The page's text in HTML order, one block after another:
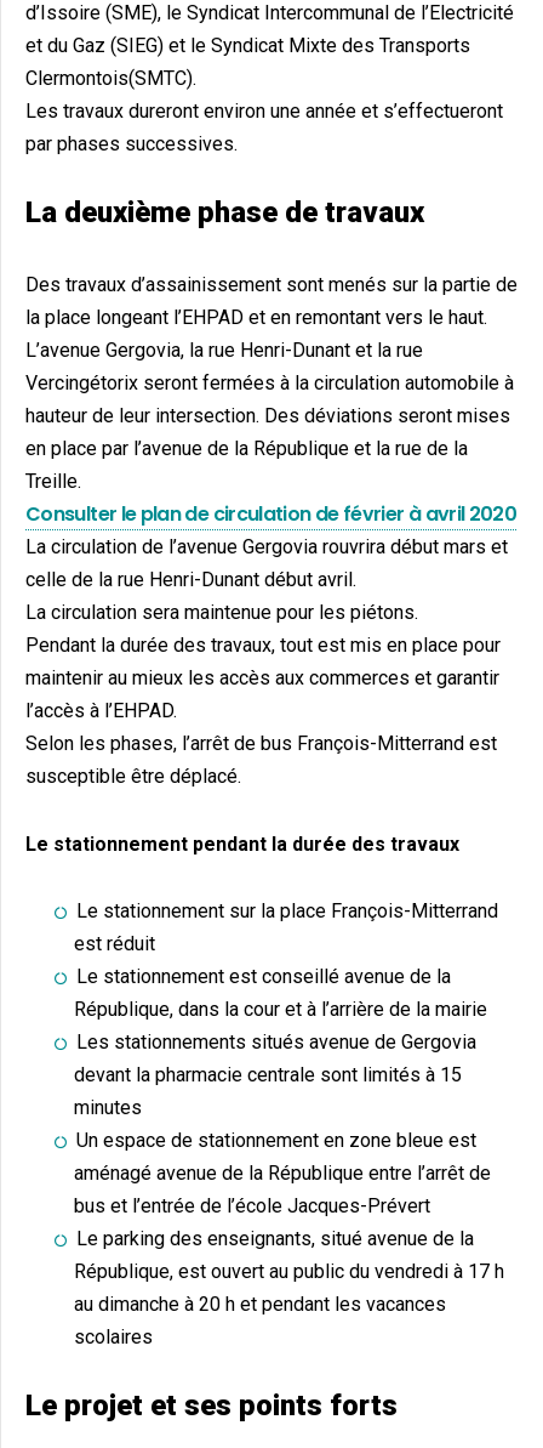
d’Issoire (SME), le Syndicat Intercommunal de l’Electricité
et du Gaz (SIEG) et le Syndicat Mixte des Transports
Clermontois(SMTC).
Les travaux dureront environ une année et s’effectueront
par phases successives.
La deuxième phase de travaux
Des travaux d’assainissement sont menés sur la partie de
la place longeant l’EHPAD et en remontant vers le haut.
L’avenue Gergovia, la rue Henri-Dunant et la rue
Vercingétorix seront fermées à la circulation automobile à
hauteur de leur intersection. Des déviations seront mises
en place par l’avenue de la République et la rue de la
Treille.
Consulter le plan de circulation de février à avril 2020
La circulation de l’avenue Gergovia rouvrira début mars et
celle de la rue Henri-Dunant début avril.
La circulation sera maintenue pour les piétons.
Pendant la durée des travaux, tout est mis en place pour
maintenir au mieux les accès aux commerces et garantir
l’accès à l’EHPAD.
Selon les phases, l’arrêt de bus François-Mitterrand est
susceptible être déplacé.
Le stationnement pendant la durée des travaux
Le stationnement sur la place François-Mitterrand
est réduit
Le stationnement est conseillé avenue de la
République, dans la cour et à l’arrière de la mairie
Les stationnements situés avenue de Gergovia
devant la pharmacie centrale sont limités à 15
minutes
Un espace de stationnement en zone bleue est
aménagé avenue de la République entre l’arrêt de
bus et l’entrée de l’école Jacques-Prévert
Le parking des enseignants, situé avenue de la
République, est ouvert au public du vendredi à 17 h
au dimanche à 20 h et pendant les vacances
scolaires
Le projet et ses points forts